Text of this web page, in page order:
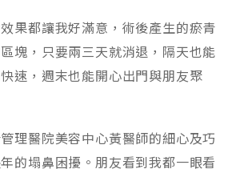
果都讓我好滿意，術後產生的瘀青
塊，只要兩三天就消退，隔天也能
速，週末也能開心出門與朋友聚
理醫院美容中心黃醫師的細心及巧
的塌鼻困擾。朋友看到我都一眼看